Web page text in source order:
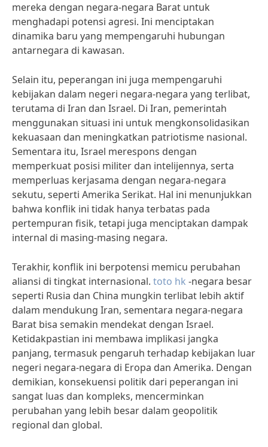
mereka dengan negara-negara Barat untuk
menghadapi potensi agresi. Ini menciptakan
dinamika baru yang mempengaruhi hubungan
antarnegara di kawasan.
Selain itu, peperangan ini juga mempengaruhi
kebijakan dalam negeri negara-negara yang terlibat,
terutama di Iran dan Israel. Di Iran, pemerintah
menggunakan situasi ini untuk mengkonsolidasikan
kekuasaan dan meningkatkan patriotisme nasional.
Sementara itu, Israel merespons dengan
memperkuat posisi militer dan intelijennya, serta
memperluas kerjasama dengan negara-negara
sekutu, seperti Amerika Serikat. Hal ini menunjukkan
bahwa konflik ini tidak hanya terbatas pada
pertempuran fisik, tetapi juga menciptakan dampak
internal di masing-masing negara.
Terakhir, konflik ini berpotensi memicu perubahan
aliansi di tingkat internasional. toto hk -negara besar
seperti Rusia dan China mungkin terlibat lebih aktif
dalam mendukung Iran, sementara negara-negara
Barat bisa semakin mendekat dengan Israel.
Ketidakpastian ini membawa implikasi jangka
panjang, termasuk pengaruh terhadap kebijakan luar
negeri negara-negara di Eropa dan Amerika. Dengan
demikian, konsekuensi politik dari peperangan ini
sangat luas dan kompleks, mencerminkan
perubahan yang lebih besar dalam geopolitik
regional dan global.